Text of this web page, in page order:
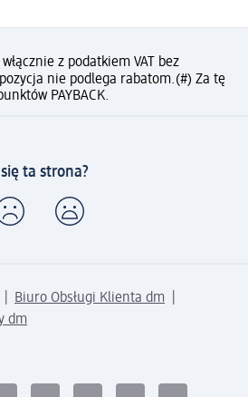
z podatkiem VAT bez
nie podlega rabatom.(#) Za tę
PAYBACK.
ta strona?
Biuro Obsługi Klienta dm
dm